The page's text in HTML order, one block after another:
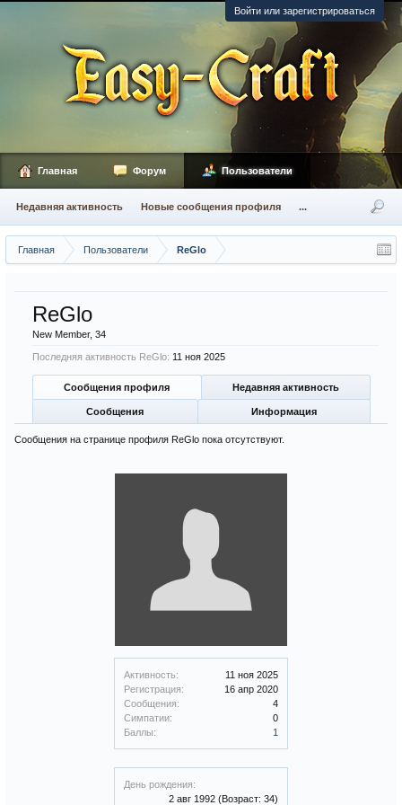
Войти или зарегистрироваться
Главная Пользователи ReGlo
Активность:
11 ноя 2025
Регистрация:
16 апр 2020
Сообщения:
4
Симпатии:
0
Баллы:
1
День рождения:
2 авг 1992 (Возраст: 34)
ReGlo
New Member, 34
Последняя активность ReGlo: 11 ноя 2025
Сообщения профиля Недавняя активность
Сообщения Информация
Сообщения на странице профиля ReGlo пока отсутствуют.
Главная Форум Пользователи
Недавняя активность Новые сообщения профиля ...